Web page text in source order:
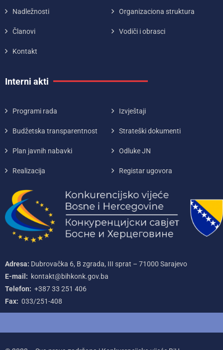
Nadležnosti Organizaciona struktura
Članovi Vodiči i obrasci
Kontakt
Interni akti
Programi rada Izvještaji
Budžetska transparentnost Strateški dokumenti
Plan javnih nabavki Odluke JN
Realizacija Registar ugovora
Adresa: Dubrovačka 6, B zgrada, III sprat – 71000‌ Sarajevo
E-mail: kontakt@bihkonk.gov.ba
Telefon: +387‌ 33‌ 251‌ 406
Fax: 033/251-408